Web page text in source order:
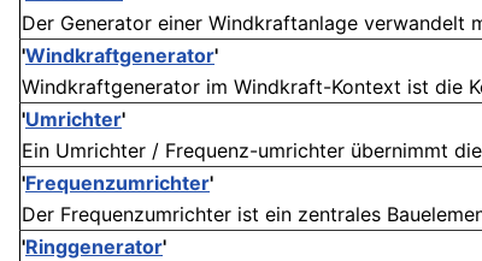
Der Generator einer Windkraftanlage verwandelt
'Windkraftgenerator'
Windkraftgenerator im Windkraft-Kontext ist die
'Umrichter'
Ein Umrichter / Frequenz-umrichter übernimmt
'Frequenzumrichter'
Der Frequenzumrichter ist ein zentrales
'Ringgenerator'